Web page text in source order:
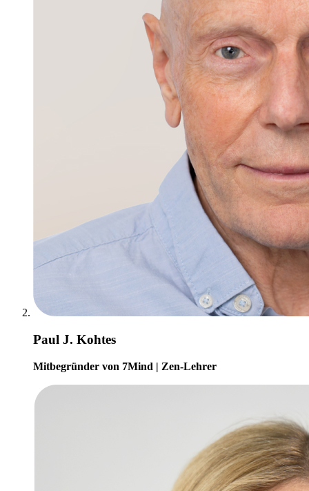
Paul J. Kohtes
Mitbegründer von 7Mind | Zen-Lehrer